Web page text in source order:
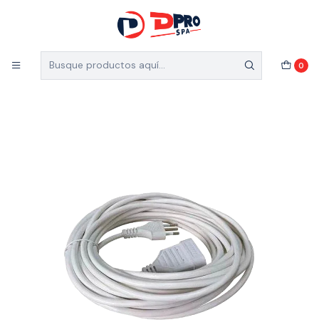
0
5% de descuento en el total de tu compra (Válido
para nuevos clientes)
Inicio Ferretería Industrial
ALARGADOR BLANCO 10 MT HYPERTOUCH